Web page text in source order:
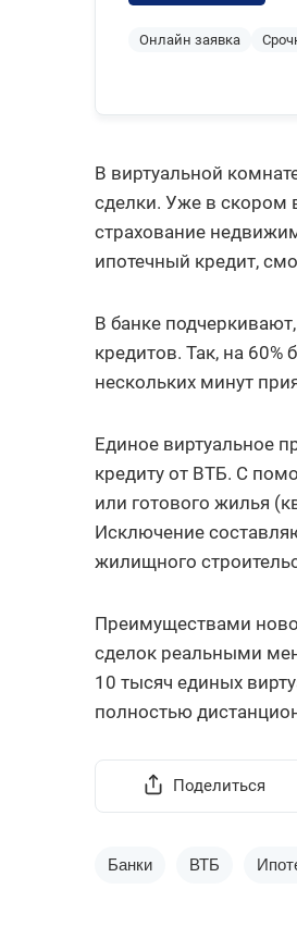
Онлайн заявка
В виртуальной
сделки. Уже в скором
страхование
ипотечный кредит,
В банке
кредитов. Так, на
нескольких минут
Единое виртуальное
кредиту от ВТБ. С
или готового жилья
Исключение
жилищного
Преимуществами
сделок реальными
10 тысяч единых
полностью
Поделиться
Банки ВТБ